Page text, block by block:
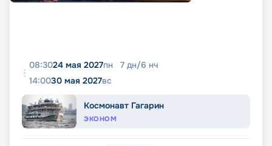
08:3024 мая 2027пн 7 дн/6 нч
14:0030 мая 2027вс
Космонавт Гагарин
ЭКОНОМ